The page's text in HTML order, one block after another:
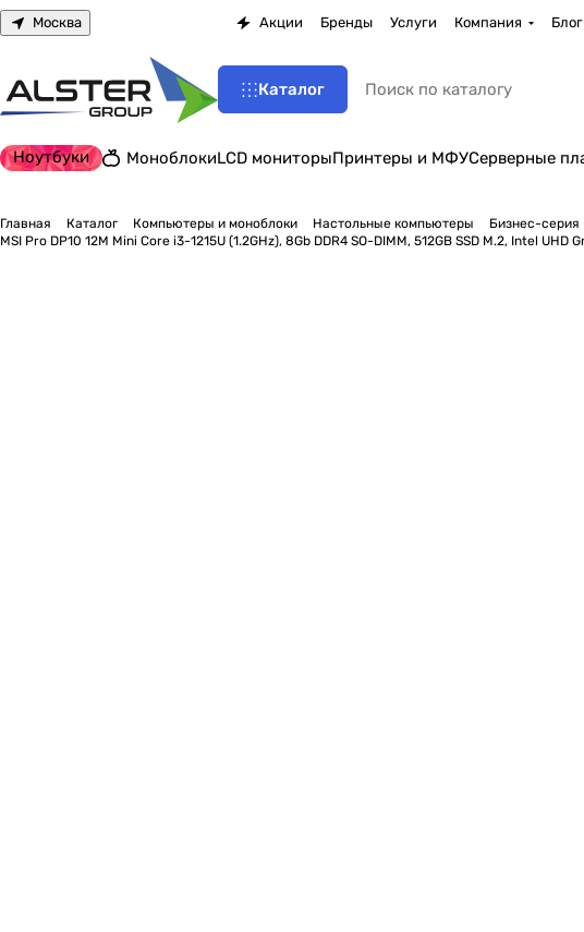
Москва Акции Бренды Услуги Компания Блог
Каталог
Ноутбуки МоноблокиLCD мониторыПринтеры и МФУСерверные
Главная Каталог Компьютеры и моноблоки Настольные компьютеры Бизнес-серия
MSI Pro DP10 12M Mini Core i3-1215U (1.2GHz), 8Gb DDR4 SO-DIMM, 512GB SSD M.2, Intel